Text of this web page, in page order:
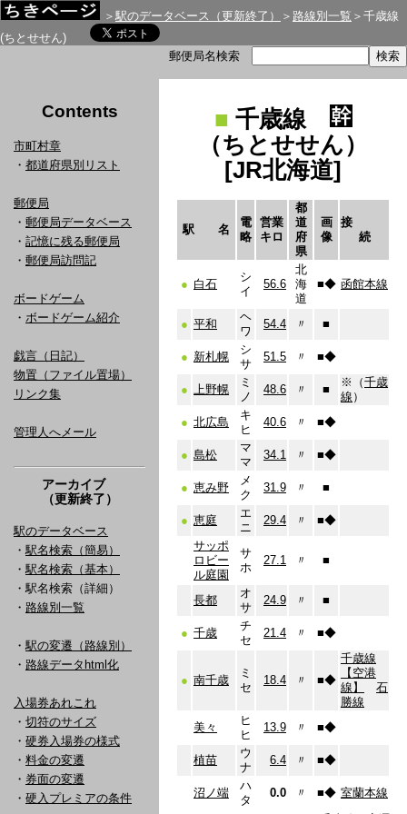
＞ 駅のデータベース（更新終了） ＞ 路線別一覧 ＞千歳線
(ちとせせん)
郵便局名検索
Contents
市町村章
・ 都道府県別リスト
郵便局
・ 郵便局データベース
・ 記憶に残る郵便局
・ 郵便局訪問記
ボードゲーム
・ ボードゲーム紹介
戯言（日記）
物置（ファイル置場）
リンク集
管理人へメール
アーカイブ
（更新終了）
駅のデータベース
・ 駅名検索（簡易）
・ 駅名検索（基本）
・駅名検索（詳細）
・ 路線別一覧
・ 駅の変遷（路線別）
・ 路線データhtml化
入場券あれこれ
・ 切符のサイズ
・ 硬券入場券の様式
・ 料金の変遷
・ 券面の変遷
・ 硬入プレミアの条件
■ 千歳線
（ちとせせん）
[JR北海道]
駅 名
電
略
営業
キロ
都
道
府
県
画
像
接
続
● 白石
シ
イ
56.6
北
海
道
■◆ 函館本線
● 平和
ヘ
ワ
54.4 〃 ■
● 新札幌
シ
サ
51.5 〃 ■◆
● 上野幌
ミ
ノ
48.6 〃 ■
※（千歳
線 ）
● 北広島
キ
ヒ
40.6 〃 ■◆
● 島松
マ
マ
34.1 〃 ■◆
● 恵み野
メ
ク
31.9 〃 ■
● 恵庭
エ
ニ
29.4 〃 ■◆
サッポ
ロビー
ル庭園
サ
ホ
27.1 〃 ■
長都
オ
サ
24.9 〃 ■
● 千歳
チ
セ
21.4 〃 ■◆
● 南千歳
ミ
セ
18.4 〃 ■◆
千歳線
【空港
線】
石
勝線
美々
ヒ
ヒ
13.9 〃 ■◆
植苗
ウ
ナ
6.4 〃 ■◆
沼ノ端
ハ
タ
0.0 〃 ■◆ 室蘭本線